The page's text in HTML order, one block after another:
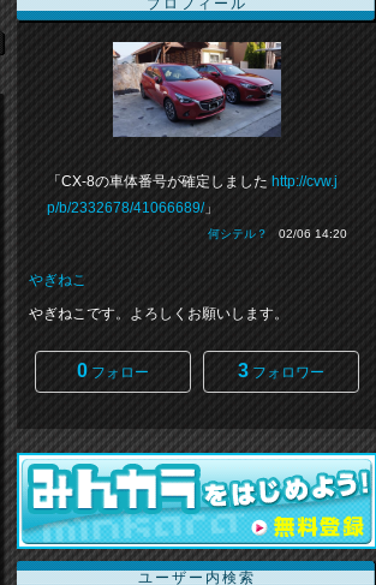
プロフィール
「CX-8の車体番号が確定しました http://cvw.j
p/b/2332678/41066689/」
何シテル？ 02/06 14:20
やぎねこ
やぎねこです。よろしくお願いします。
0 フォロー 3 フォロワー
ユーザー内検索